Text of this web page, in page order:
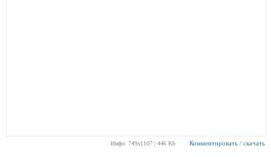
Инфо: 749х1107 | 446 Kb Комментировать / скачать